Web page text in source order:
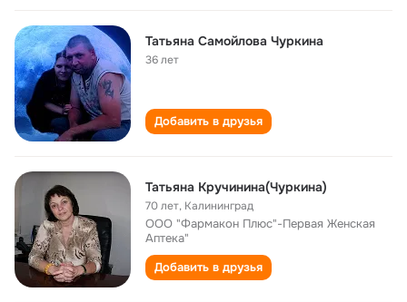
Татьяна Самойлова Чуркина
36 лет
Добавить в друзья
Татьяна Кручинина(Чуркина)
70 лет, Калининград
ООО "Фармакон Плюс"-Первая Женская
Аптека"
Добавить в друзья